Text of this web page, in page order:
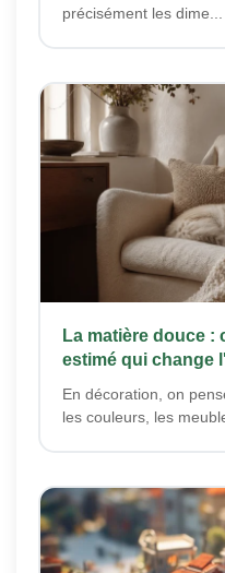
précisément les dime...
La matière douce :
estimé qui change
En décoration, on
les couleurs, les